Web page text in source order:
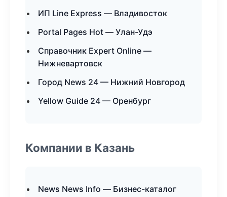
ИП Line Express — Владивосток
Portal Pages Hot — Улан-Удэ
Справочник Expert Online —
Нижневартовск
Город News 24 — Нижний Новгород
Yellow Guide 24 — Оренбург
Компании в Казань
News News Info — Бизнес-каталог